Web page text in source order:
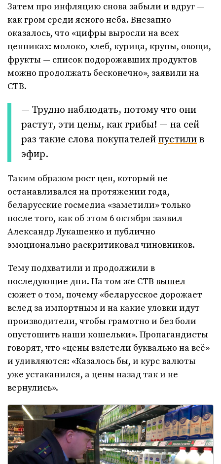
Затем про инфляцию снова забыли и вдруг —
как гром среди ясного неба. Внезапно
оказалось, что «цифры выросли на всех
ценниках: молоко, хлеб, курица, крупы, овощи,
фрукты — список подорожавших продуктов
можно продолжать бесконечно», заявили на
СТВ.
— Трудно наблюдать, потому что они
растут, эти цены, как грибы! — на сей
раз такие слова покупателей пустили в
эфир.
Таким образом рост цен, который не
останавливался на протяжении года,
беларусские госмедиа «заметили» только
после того, как об этом 6 октября заявил
Александр Лукашенко и публично
эмоционально раскритиковал чиновников.
Тему подхватили и продолжили в
последующие дни. На том же СТВ вышел
сюжет о том, почему «беларусское дорожает
вслед за импортным и на какие уловки идут
производители, чтобы грамотно и без боли
опустошить наши кошельки». Пропагандисты
говорят, что «цены взлетели буквально на всё»
и удивляются: «Казалось бы, и курс валюты
уже устаканился, а цены назад так и не
вернулись».